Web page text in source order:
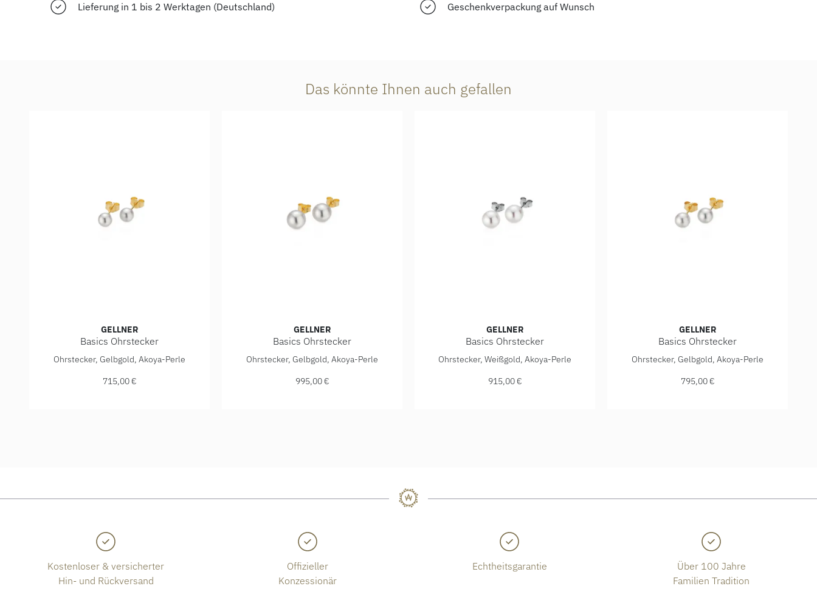
Lieferung in 1 bis 2 Werktagen (Deutschland) Geschenkverpackung auf Wunsch
Das könnte Ihnen auch gefallen
GELLNER
Basics Ohrstecker
Gellner Basics Ohrstecker, Ref: 5-23691-01, Preis: 715,00 €
Ohrstecker, Gelbgold, Akoya-Perle
715,00 €
GELLNER
Basics Ohrstecker
Gellner Basics Ohrstecker, Ref: 5-23696-01, Preis: 995,00 €
Ohrstecker, Gelbgold, Akoya-Perle
995,00 €
GELLNER
Basics Ohrstecker
Gellner Basics Ohrstecker, Ref: 5-23695-02, Preis: 915,00 €
Ohrstecker, Weißgold, Akoya-Perle
915,00 €
GELLNER
Basics Ohrstecker
Gellner Basics Ohrstecker, Ref: 5-23683-
Ohrstecker, Gelbgold, Akoya-Perle
795,00 €
Kostenloser & versicherter
Hin- und Rückversand
Offizieller
Konzessionär
Echtheitsgarantie
Über 100 Jahre
Familien Tradition